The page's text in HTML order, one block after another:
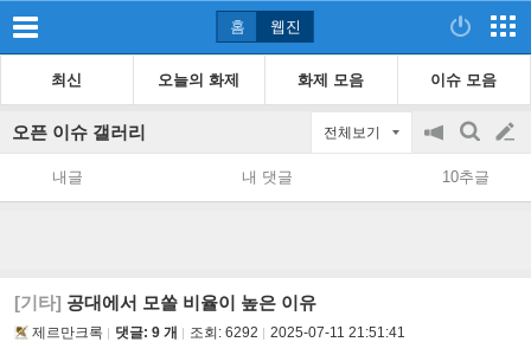
홈 웹진
최신 오늘의 화제 화제 모음 이슈 모음
오픈 이슈 갤러리 전체보기
공
지
on/off
검
색
글
쓰
내글 내 댓글 10추글
[기타] 공대에서 모쏠 비율이 높은 이유
제르만크록 댓글: 9 개 조회: 6292 2025-07-11 21:51:41